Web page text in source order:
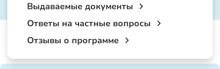
Выдаваемые документы
Ответы на частные вопросы
Отзывы о программе